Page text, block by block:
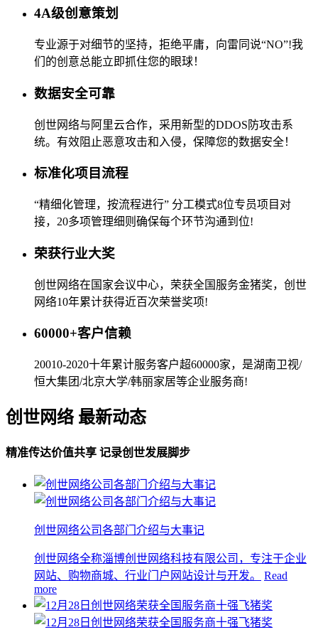
4A级创意策划
专业源于对细节的坚持，拒绝平庸，向雷同说“NO”!我
们的创意总能立即抓住您的眼球！
数据安全可靠
创世网络与阿里云合作，采用新型的DDOS防攻击系
统。有效阻止恶意攻击和入侵，保障您的数据安全！
标准化项目流程
“精细化管理，按流程进行” 分工模式8位专员项目对
接，20多项管理细则确保每个环节沟通到位!
荣获行业大奖
创世网络在国家会议中心，荣获全国服务金猪奖，创世
网络10年累计获得近百次荣誉奖项!
60000+客户信赖
20010-2020十年累计服务客户超60000家，是湖南卫视/
恒大集团/北京大学/韩丽家居等企业服务商!
创世网络 最新动态
精准传达价值共享 记录创世发展脚步
创世网络公司各部门介绍与大事记
创世网络全称淄博创世网络科技有限公司，专注于企业
网站、购物商城、行业门户网站设计与开发。
Read
more